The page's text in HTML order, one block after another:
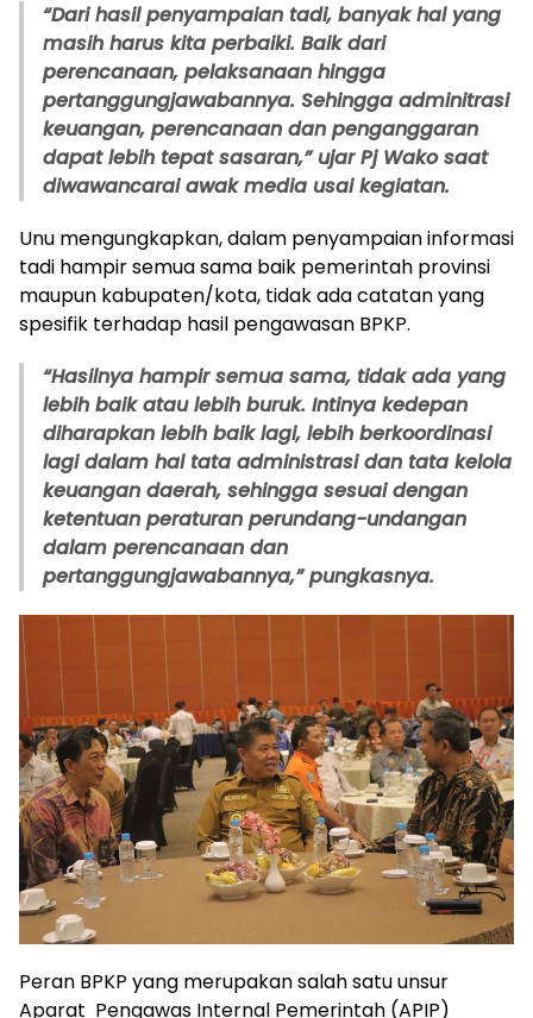
“Dari hasil penyampaian tadi, banyak hal yang
masih harus kita perbaiki. Baik dari
perencanaan, pelaksanaan hingga
pertanggungjawabannya. Sehingga adminitrasi
keuangan, perencanaan dan penganggaran
dapat lebih tepat sasaran,” ujar Pj Wako saat
diwawancarai awak media usai kegiatan.
Unu mengungkapkan, dalam penyampaian informasi
tadi hampir semua sama baik pemerintah provinsi
maupun kabupaten/kota, tidak ada catatan yang
spesifik terhadap hasil pengawasan BPKP.
“Hasilnya hampir semua sama, tidak ada yang
lebih baik atau lebih buruk. Intinya kedepan
diharapkan lebih baik lagi, lebih berkoordinasi
lagi dalam hal tata administrasi dan tata kelola
keuangan daerah, sehingga sesuai dengan
ketentuan peraturan perundang-undangan
dalam perencanaan dan
pertanggungjawabannya,” pungkasnya.
Peran BPKP yang merupakan salah satu unsur
Aparat Pengawas Internal Pemerintah (APIP)